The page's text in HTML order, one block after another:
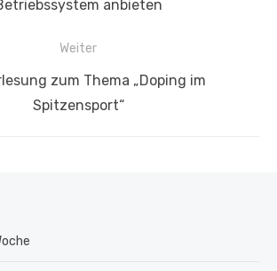
anbieten
Weiter
zum Thema „Doping im
Spitzensport“